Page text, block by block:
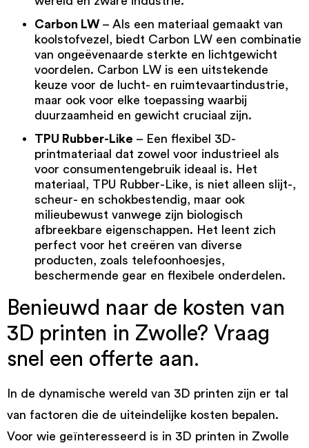
Carbon LW– Als een materiaal gemaakt van
koolstofvezel, biedt Carbon LW een combinatie
van ongeëvenaarde sterkte en lichtgewicht
voordelen. Carbon LW is een uitstekende
keuze voor de lucht- en ruimtevaartindustrie,
maar ook voor elke toepassing waarbij
duurzaamheid en gewicht cruciaal zijn.
TPU Rubber-Like – Een flexibel 3D-
printmateriaal dat zowel voor industrieel als
voor consumentengebruik ideaal is. Het
materiaal, TPU Rubber-Like, is niet alleen slijt-,
scheur- en schokbestendig, maar ook
milieubewust vanwege zijn biologisch
afbreekbare eigenschappen. Het leent zich
perfect voor het creëren van diverse
producten, zoals telefoonhoesjes,
beschermende gear en flexibele onderdelen.
Benieuwd naar de kosten van
3D printen in Zwolle? Vraag
snel een offerte aan.
In de dynamische wereld van 3D printen zijn er tal
van factoren die de uiteindelijke kosten bepalen.
Voor wie geïnteresseerd is in 3D printen in Zwolle